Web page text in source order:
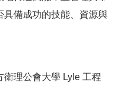
具備成功的技能、資源與
理公會大學 Lyle 工程